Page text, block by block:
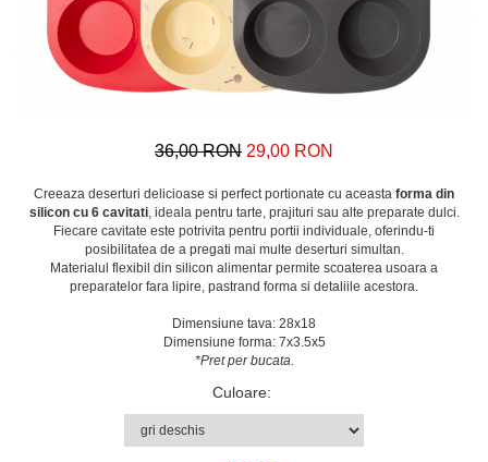
36,00 RON 29,00 RON
Creeaza deserturi delicioase si perfect portionate cu aceasta forma din
silicon cu 6 cavitati, ideala pentru tarte, prajituri sau alte preparate dulci.
Fiecare cavitate este potrivita pentru portii individuale, oferindu-ti
posibilitatea de a pregati mai multe deserturi simultan.
Materialul flexibil din silicon alimentar permite scoaterea usoara a
preparatelor fara lipire, pastrand forma si detaliile acestora.
Dimensiune tava: 28x18
Dimensiune forma: 7x3.5x5
*Pret per bucata.
Culoare: